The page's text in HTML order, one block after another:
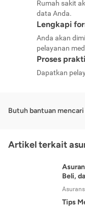
Rumah sakit
data Anda.
Lengkapi
Anda akan
pelayanan
Proses
Dapatkan
Butuh bantuan
Artikel terkait
Beli,
Tips